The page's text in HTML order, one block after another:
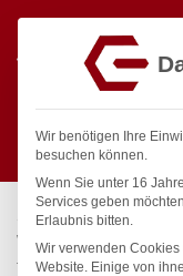
Start /
Wassertechnik
Wellnes
fit Kneipp’sche
Wir benötigen Ihre
besuchen können.
Wenn Sie unter 16
Services geben
Erlaubnis bitten.
Wir verwenden
Website. Einige von